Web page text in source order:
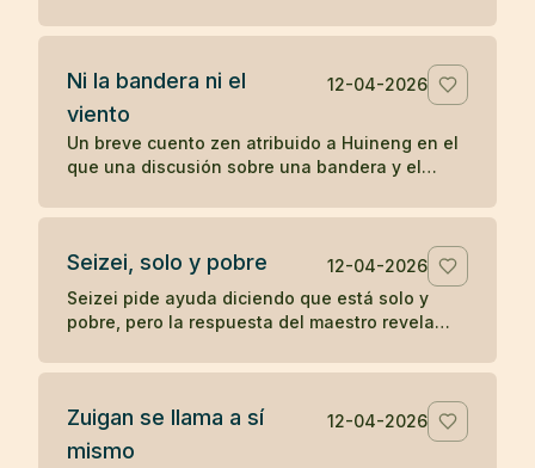
vivió ayudando a quienes sufrían.
Ni la bandera ni el
viento
12-04-2026
Un breve cuento zen atribuido a Huineng en el
que una discusión sobre una bandera y el
en la mente.
Seizei, solo y pobre
12-04-2026
Seizei pide ayuda diciendo que está solo y
pobre, pero la respuesta del maestro revela
koan sobre carencia y plenitud.
Zuigan se llama a sí
mismo
12-04-2026